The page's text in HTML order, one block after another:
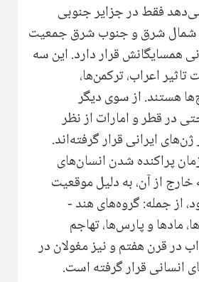
فقط در جزایر جنوبی
در شمال شرق و جنوب شرق جمعیت
همسایگانش قرار دارد. این سه
اعراب، ترکمن‌ها،
هستند. از سوی دیگر
در قطر و امارات از نظر
ایرانی قرار گرفته‌اند.
پراکنده شدن انسان‌های
خارج از آن، به دلیل موقعیت
از جمله: گروه‌های هند -
مادها و پارس‌ها، تهاجم
در قرن هفتم و نیز مغولان در
انسانی قرار گرفته است.‌